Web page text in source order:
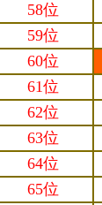
58位
59位
60位
61位
62位
63位
64位
65位